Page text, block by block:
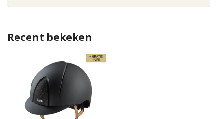
Recent bekeken